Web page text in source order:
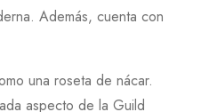
Además, cuenta con
una roseta de nácar.
aspecto de la Guild